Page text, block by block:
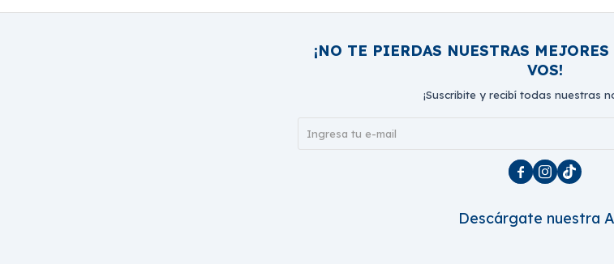
¡NO TE PIERDAS NUESTRAS
VOS!
¡Suscribite y recibí todas nuestras
  
Descárgate nuestra